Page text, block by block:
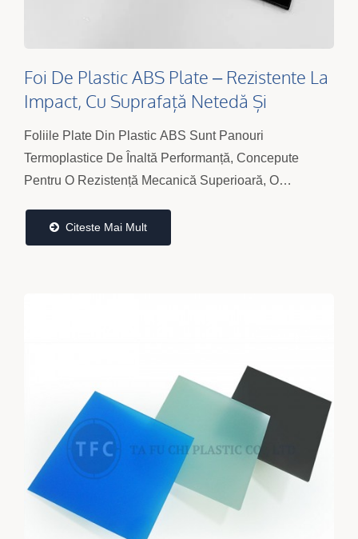
Foi De Plastic ABS Plate – Rezistente La
Impact, Cu Suprafață Netedă Și
Termoformabile
Foliile Plate Din Plastic ABS Sunt Panouri
Termoplastice De Înaltă Performanță, Concepute
Pentru O Rezistență Mecanică Superioară, O
Termoformabilitate...
Citeste Mai Mult